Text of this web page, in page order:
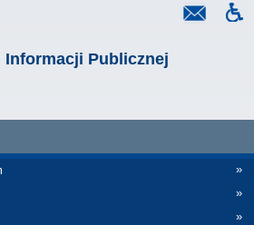
Informacji Publicznej
»
»
»